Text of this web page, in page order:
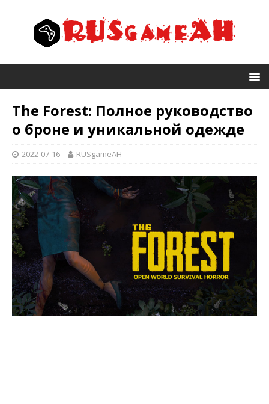
The Forest: Полное руководство
о броне и уникальной одежде
2022-07-16 RUSgameAH